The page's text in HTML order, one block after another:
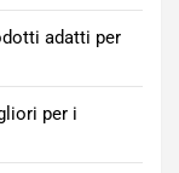
adatti per
per i